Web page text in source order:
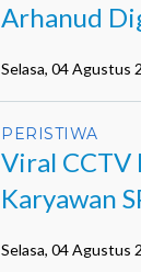
Arhanud
Selasa, 04 Agustus
PERISTIWA
Viral CCTV
Karyawan
Selasa, 04 Agustus